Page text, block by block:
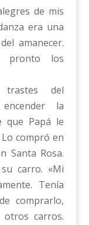
de mis
era una
amanecer.
pronto los
trastes del
la
que Papá le
compró en
Santa Rosa.
carro. «Mi
Tenía
comprarlo,
carros.